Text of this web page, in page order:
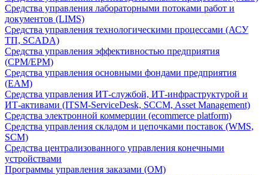
Средства управления лабораторными потоками работ и
документов (LIMS)
Средства управления технологическими процессами (АСУ
ТП, SCADA)
Средства управления эффективностью предприятия
(CPM/EPM)
Средства управления основными фондами предприятия
(EAM)
Средства управления ИТ-службой, ИТ-инфраструктурой и
ИТ-активами (ITSM-ServiceDesk, SCCM, Asset Management)
Средства электронной коммерции (ecommerce platform)
Средства управления складом и цепочками поставок (WMS,
SCM)
Средства централизованного управления конечными
устройствами
Программы управления заказами (OM)